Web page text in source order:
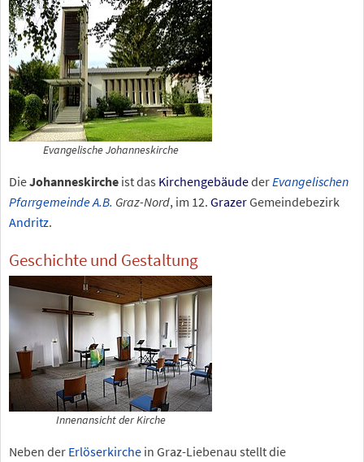
Evangelische Johanneskirche
DieJohanneskirche ist das KirchengebäudederEvangelischen
PfarrgemeindeA.B. Graz-Nord, im 12. GrazerGemeindebezirk
Andritz.
Geschichte und Gestaltung
Innenansicht der Kirche
Neben der Erlöserkirche in Graz-Liebenau stellt die